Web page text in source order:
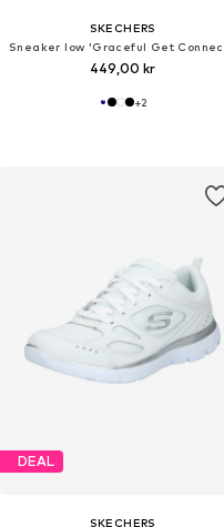
SKECHERS
449,00 kr
+2
DEAL
SKECHERS